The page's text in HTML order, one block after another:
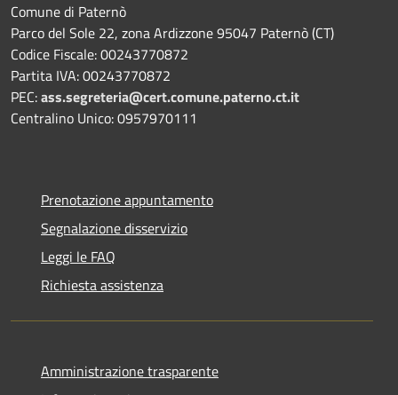
Comune di Paternò
Parco del Sole 22, zona Ardizzone 95047 Paternò (CT)
Codice Fiscale: 00243770872
Partita IVA: 00243770872
PEC:ass.segreteria@cert.comune.paterno.ct.it
Centralino Unico: 0957970111
Prenotazione appuntamento
Segnalazione disservizio
Leggi le FAQ
Richiesta assistenza
Amministrazione trasparente